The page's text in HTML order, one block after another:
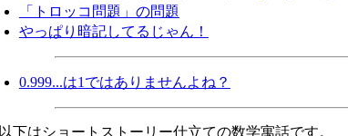
「トロッコ問題」の問題
やっぱり暗記してるじゃん！
0.999...は1ではありませんよね？
以下はショートストーリー仕立ての数学寓話です。